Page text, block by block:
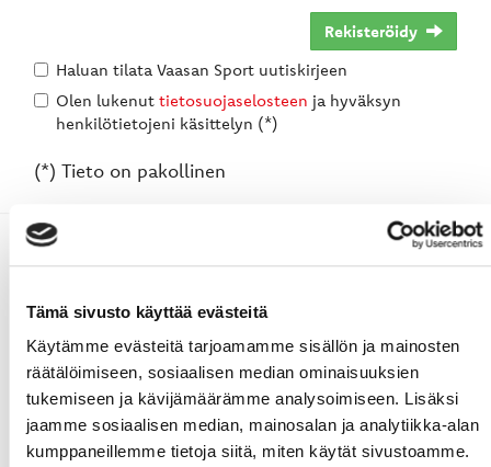
Tämä sivusto käyttää evästeitä
Käytämme evästeitä tarjoamamme sisällön ja mainosten
räätälöimiseen, sosiaalisen median ominaisuuksien
tukemiseen ja kävijämäärämme analysoimiseen. Lisäksi
jaamme sosiaalisen median, mainosalan ja analytiikka-alan
kumppaneillemme tietoja siitä, miten käytät sivustoamme.
Rekisteröidy
Haluan tilata Vaasan Sport uutiskirjeen
Olen lukenut tietosuojaselosteen ja hyväksyn
henkilötietojeni käsittelyn (*)
(*) Tieto on pakollinen